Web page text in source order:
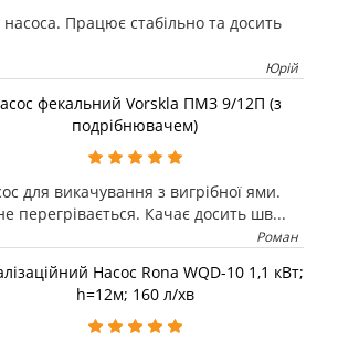
насоса. Працює стабільно та досить
Юрій
фекальний Vorskla ПМЗ 9/12П (з
подрібнювачем)
для викачування з вигрібної ями.
перегрівається. Качає досить шв...
Роман
Насос Rona WQD-10 1,1 кВт;
h=12м; 160 л/хв